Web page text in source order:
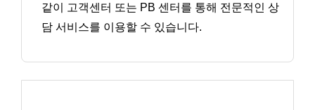
같이 고객센터 또는 PB 센터를 통해 전문적인 상
담 서비스를 이용할 수 있습니다.